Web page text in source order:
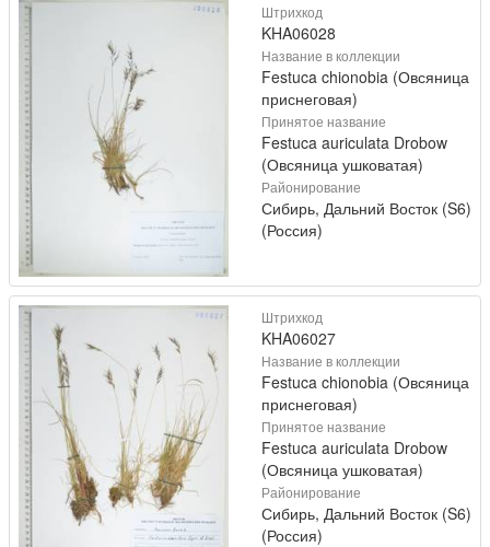
Штрихкод
KHA06028
Название в коллекции
Festuca chionobia (Овсяница
приснеговая)
Принятое название
Festuca auriculata Drobow
(Овсяница ушковатая)
Районирование
Сибирь, Дальний Восток (S6)
(Россия)
Штрихкод
KHA06027
Название в коллекции
Festuca chionobia (Овсяница
приснеговая)
Принятое название
Festuca auriculata Drobow
(Овсяница ушковатая)
Районирование
Сибирь, Дальний Восток (S6)
(Россия)